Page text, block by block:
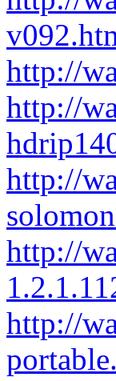
http://
http://
http://
http://
http://